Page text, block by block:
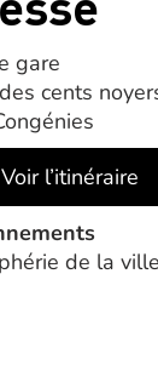
gare
cents
Voir l’itinéraire
de la ville